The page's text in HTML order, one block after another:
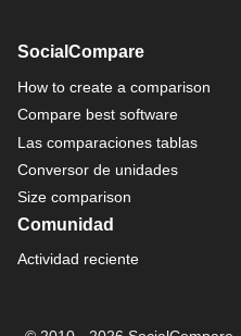
SocialCompare
How to create a comparison
Compare best software
Las comparaciones tablas
Conversor de unidades
Size comparison
Comunidad
Actividad reciente